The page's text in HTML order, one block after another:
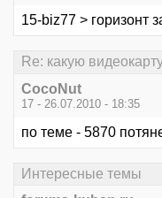
15-biz77 > горизонт
Re: кaкую
CocoNut
17 - 26.07.2010 - 18:35
по теме - 5870
Интересные темы